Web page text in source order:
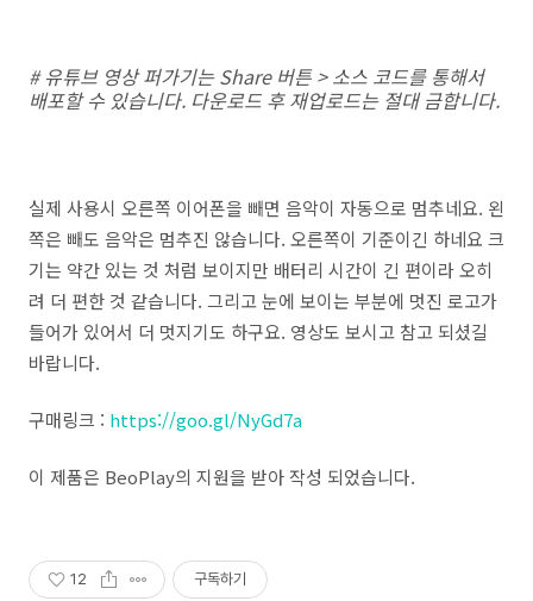
# 유튜브 영상 퍼가기는 Share 버튼 > 소스 코드를 통해서
배포할 수 있습니다. 다운로드 후 재업로드는 절대 금합니다.
실제 사용시 오른쪽 이어폰을 빼면 음악이 자동으로 멈추네요. 왼
쪽은 빼도 음악은 멈추진 않습니다. 오른쪽이 기준이긴 하네요 크
기는 약간 있는 것 처럼 보이지만 배터리 시간이 긴 편이라 오히
려 더 편한 것 같습니다. 그리고 눈에 보이는 부분에 멋진 로고가
들어가 있어서 더 멋지기도 하구요. 영상도 보시고 참고 되셨길
바랍니다.
구매링크 : https://goo.gl/NyGd7a
이 제품은 BeoPlay의 지원을 받아 작성 되었습니다.
12 구독하기